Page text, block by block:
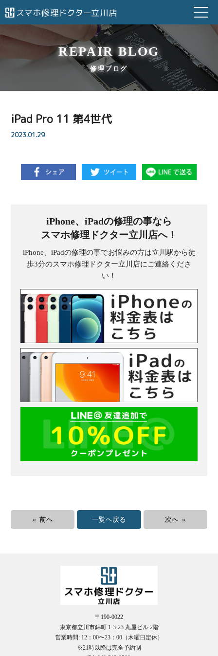
REPAIR BLOG
修理ブログ
iPad Pro 11 第4世代
2023.01.29
iPhone、iPadの修理の事なら
スマホ修理ドクター立川店へ！
iPhone、iPadの修理の事でお悩みの方は立川駅から徒
歩3分のスマホ修理ドクター立川店にご連絡くださ
い！
« 前へ 一覧へ戻る 次へ »
〒190-0022
東京都立川市錦町 1-3-23 丸屋ビル 2階
営業時間: 12：00〜23：00（木曜日定休）
※21時以降は完全予約制